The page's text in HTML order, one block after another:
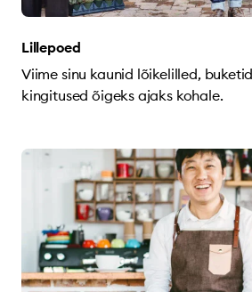
Lillepoed
Viime sinu kaunid lõikelilled,
kingitused õigeks ajaks kohale.